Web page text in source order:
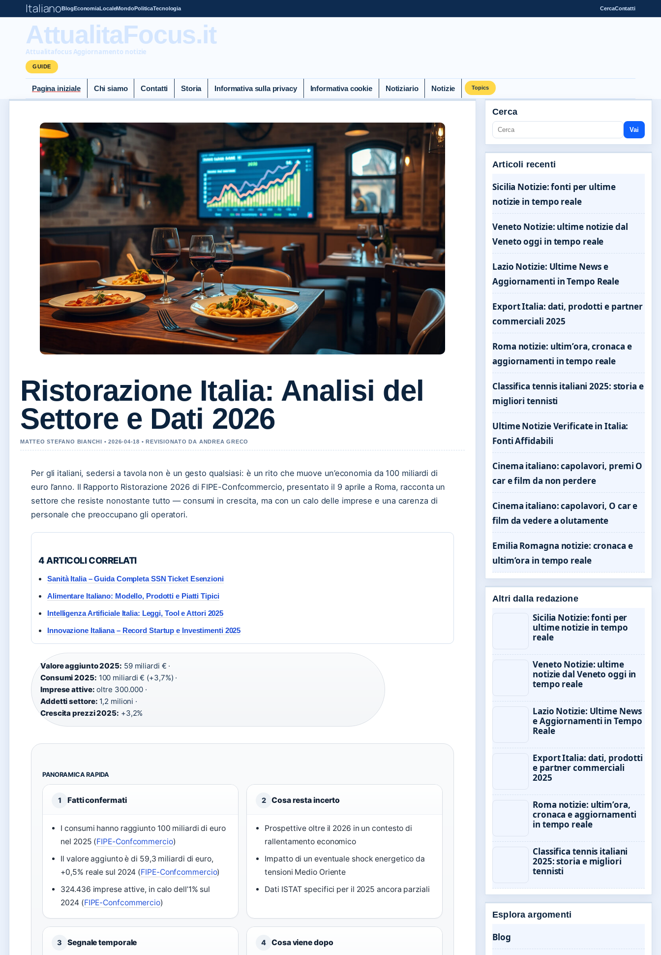
ItalianoBlogEconomiaLocaleMondoPoliticaTecnologia CercaContatti
AttualitaFocus.it
Attualitafocus Aggiornamento notizie
GUIDE
Pagina iniziale Chi siamo Contatti Storia Informativa sulla privacy Informativa cookie Notiziario Notizie Topics
Ristorazione Italia: Analisi del
Settore e Dati 2026
MATTEO STEFANO BIANCHI • 2026-04-18 • REVISIONATO DA ANDREA GRECO
Per gli italiani, sedersi a tavola non è un gesto qualsiasi: è un rito che muove un’economia da 100 miliardi di
euro l’anno. Il Rapporto Ristorazione 2026 di FIPE-Confcommercio, presentato il 9 aprile a Roma, racconta un
settore che resiste nonostante tutto — consumi in crescita, ma con un calo delle imprese e una carenza di
personale che preoccupano gli operatori.
4 ARTICOLI CORRELATI
Sanità Italia – Guida Completa SSN Ticket Esenzioni
Alimentare Italiano: Modello, Prodotti e Piatti Tipici
Intelligenza Artificiale Italia: Leggi, Tool e Attori 2025
Innovazione Italiana – Record Startup e Investimenti 2025
Valore aggiunto 2025: 59 miliardi € ·
Consumi 2025: 100 miliardi € (+3,7%) ·
Imprese attive: oltre 300.000 ·
Addetti settore: 1,2 milioni ·
Crescita prezzi 2025: +3,2%
PANORAMICA RAPIDA
1 Fatti confermati
I consumi hanno raggiunto 100 miliardi di euro
nel 2025 (FIPE-Confcommercio)
Il valore aggiunto è di 59,3 miliardi di euro,
+0,5% reale sul 2024 (FIPE-Confcommercio)
324.436 imprese attive, in calo dell’1% sul
2024 (FIPE-Confcommercio)
2 Cosa resta incerto
Prospettive oltre il 2026 in un contesto di
rallentamento economico
Impatto di un eventuale shock energetico da
tensioni Medio Oriente
Dati ISTAT specifici per il 2025 ancora parziali
3 Segnale temporale 4 Cosa viene dopo
Cerca
Vai
Articoli recenti
Sicilia Notizie: fonti per ultime
notizie in tempo reale
Veneto Notizie: ultime notizie dal
Veneto oggi in tempo reale
Lazio Notizie: Ultime News e
Aggiornamenti in Tempo Reale
Export Italia: dati, prodotti e partner
commerciali 2025
Roma notizie: ultim’ora, cronaca e
aggiornamenti in tempo reale
Classifica tennis italiani 2025: storia e
migliori tennisti
Ultime Notizie Verificate in Italia:
Fonti Affidabili
Cinema italiano: capolavori, premi O
car e film da non perdere
Cinema italiano: capolavori, O car e
film da vedere a olutamente
Emilia Romagna notizie: cronaca e
ultim’ora in tempo reale
Altri dalla redazione
Sicilia Notizie: fonti per
ultime notizie in tempo
reale
Veneto Notizie: ultime
notizie dal Veneto oggi in
tempo reale
Lazio Notizie: Ultime News
e Aggiornamenti in Tempo
Reale
Export Italia: dati, prodotti
e partner commerciali
2025
Roma notizie: ultim’ora,
cronaca e aggiornamenti
in tempo reale
Classifica tennis italiani
2025: storia e migliori
tennisti
Esplora argomenti
Blog